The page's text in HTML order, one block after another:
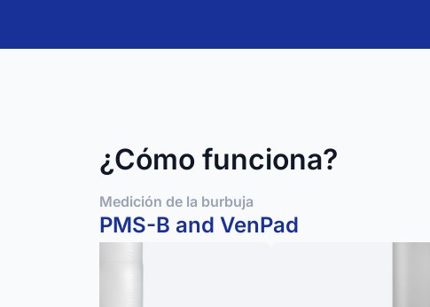
¿Cómo funciona?
Medición de la burbuja
PMS-B and VenPad